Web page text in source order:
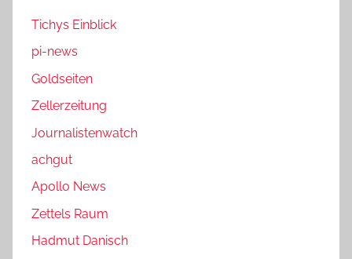
Tichys Einblick
pi-news
Goldseiten
Zellerzeitung
Journalistenwatch
achgut
Apollo News
Zettels Raum
Hadmut Danisch